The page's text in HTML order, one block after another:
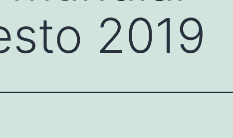
2019